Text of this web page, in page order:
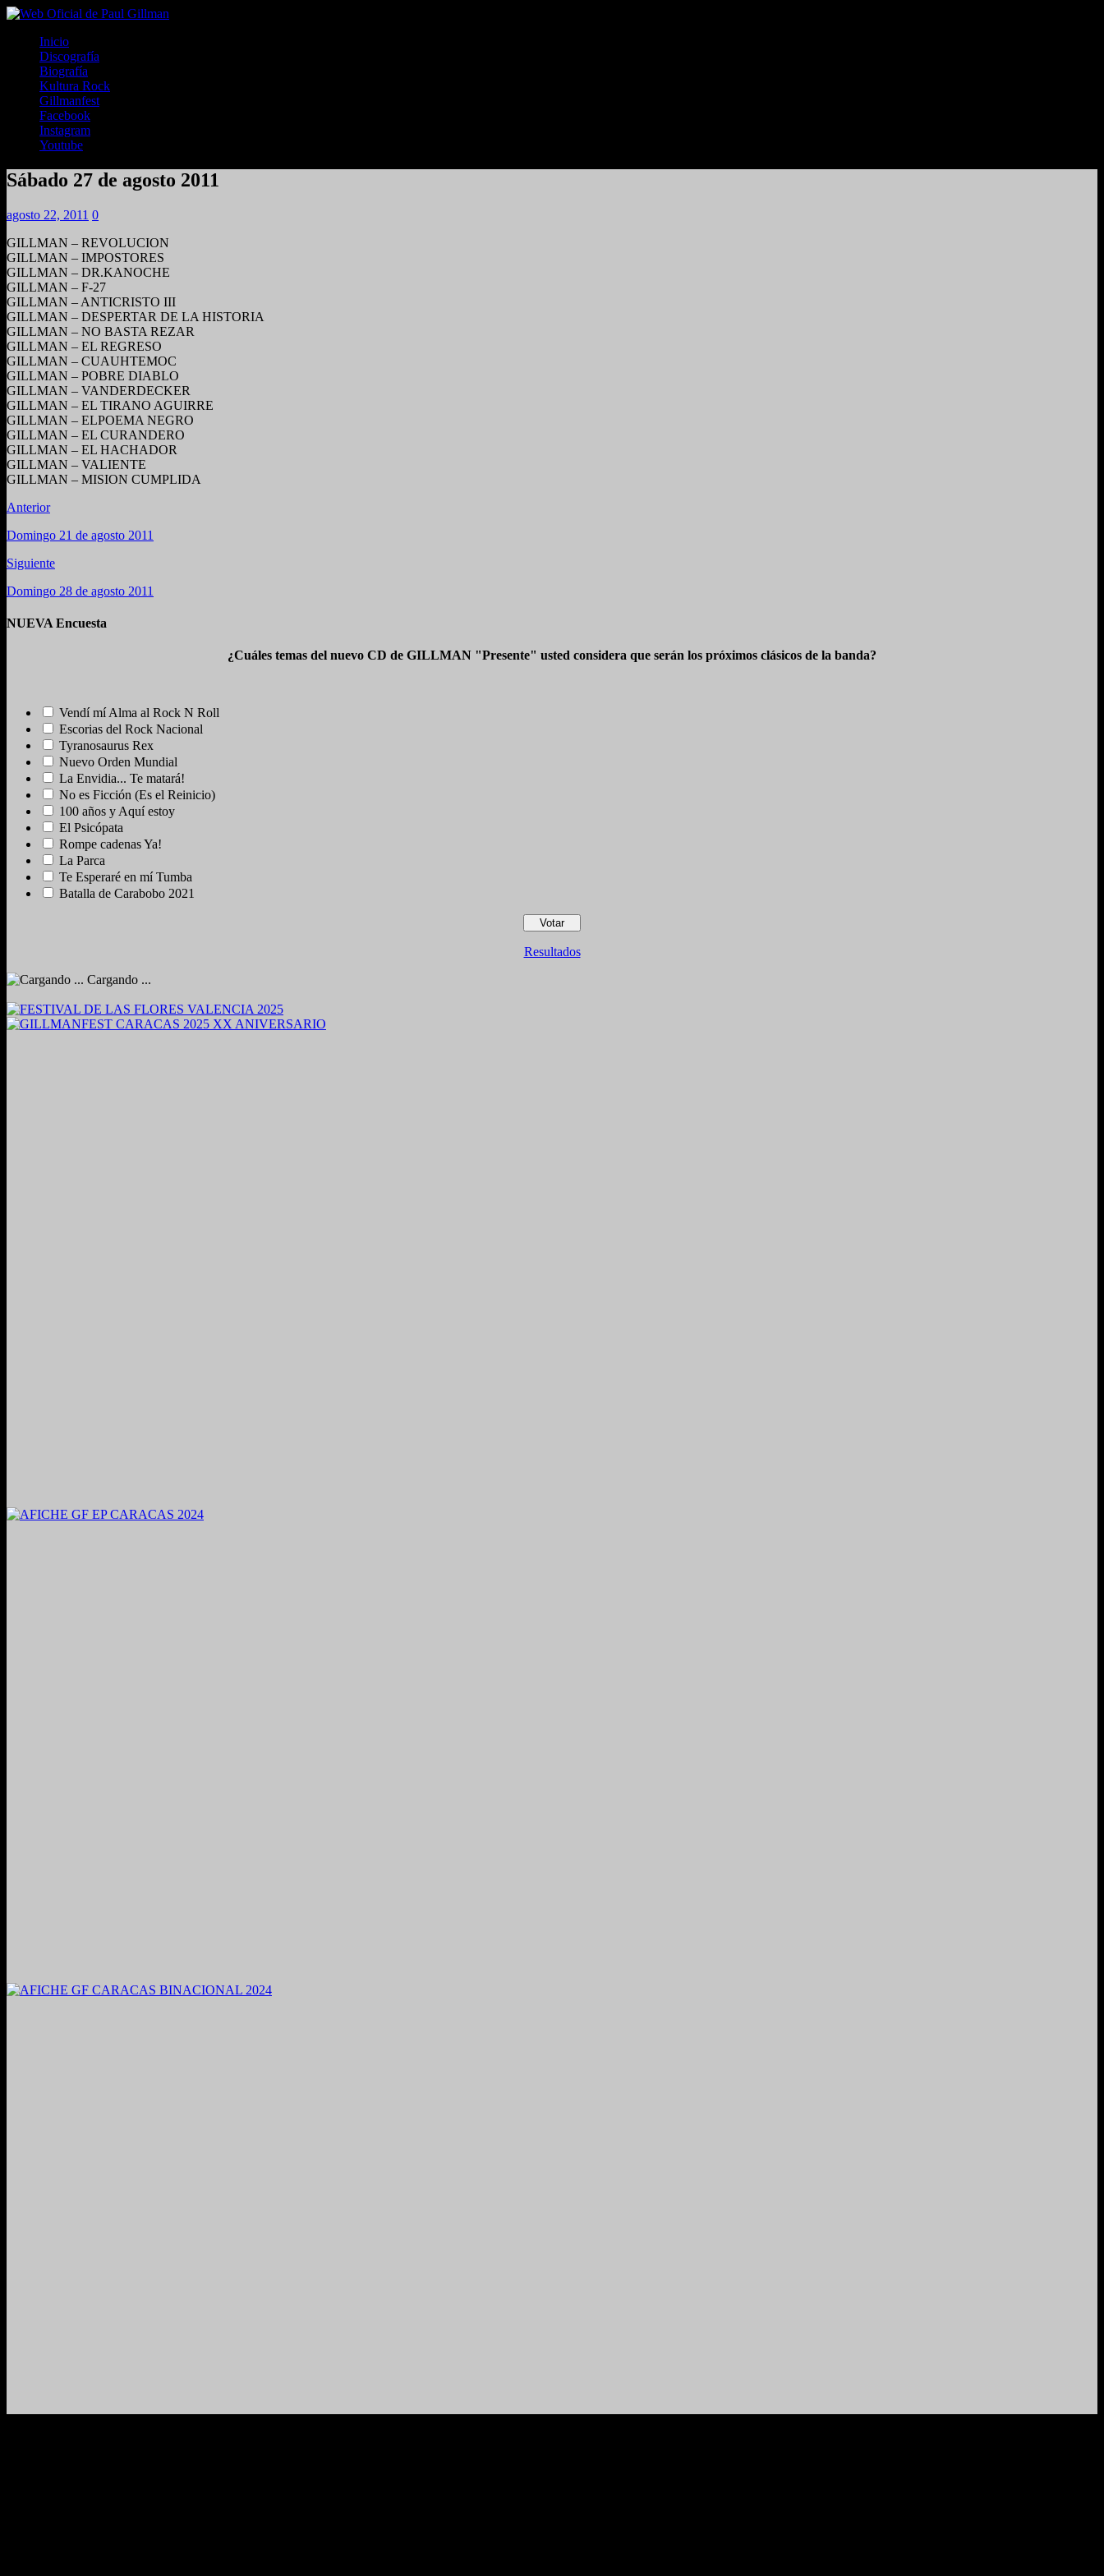
Inicio
Discografía
Biografía
Kultura Rock
Gillmanfest
Facebook
Instagram
Youtube
Sábado 27 de agosto 2011
agosto 22, 2011 0
GILLMAN – REVOLUCION
GILLMAN – IMPOSTORES
GILLMAN – DR.KANOCHE
GILLMAN – F-27
GILLMAN – ANTICRISTO III
GILLMAN – DESPERTAR DE LA HISTORIA
GILLMAN – NO BASTA REZAR
GILLMAN – EL REGRESO
GILLMAN – CUAUHTEMOC
GILLMAN – POBRE DIABLO
GILLMAN – VANDERDECKER
GILLMAN – EL TIRANO AGUIRRE
GILLMAN – ELPOEMA NEGRO
GILLMAN – EL CURANDERO
GILLMAN – EL HACHADOR
GILLMAN – VALIENTE
GILLMAN – MISION CUMPLIDA
Anterior
Domingo 21 de agosto 2011
Siguiente
Domingo 28 de agosto 2011
NUEVA Encuesta
¿Cuáles temas del nuevo CD de GILLMAN "Presente" usted considera que serán los próximos clásicos de la banda?
Vendí mí Alma al Rock N Roll
Escorias del Rock Nacional
Tyranosaurus Rex
Nuevo Orden Mundial
La Envidia... Te matará!
No es Ficción (Es el Reinicio)
100 años y Aquí estoy
El Psicópata
Rompe cadenas Ya!
La Parca
Te Esperaré en mí Tumba
Batalla de Carabobo 2021
Resultados
Cargando ...